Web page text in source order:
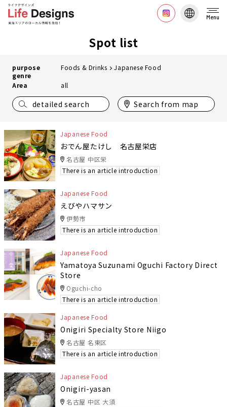
Menu
Spot list
purpose
genre
Foods & Drinks Japanese Food
Area all
detailed search Search from map
Japanese Food
おでん屋たけし 名古屋栄店
名古屋 中区栄
There is an article introduction
Japanese Food
えびやハマサン
伊勢市
There is an article introduction
Japanese Food
Yamatoya Suzunami Oguchi Factory Direct
Store
Oguchi-cho
There is an article introduction
Japanese Food
Onigiri Specialty Store Niigo
名古屋 名東区
There is an article introduction
Japanese Food
Onigiri-yasan
名古屋 中区 大須